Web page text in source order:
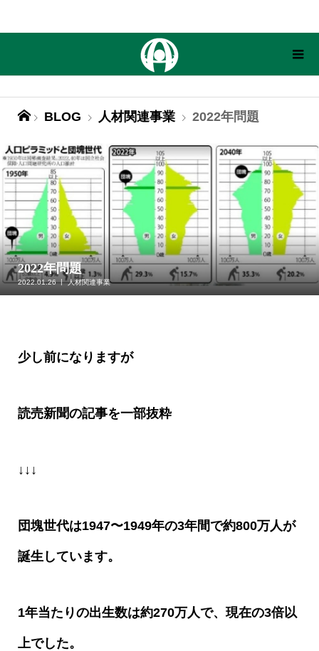
BLOG 人材関連事業 2022年問題
2022年問題
2022.01.26 人材関連事業
少し前になりますが
読売新聞の記事を一部抜粋
↓↓↓
団塊世代は1947〜1949年の3年間で約800万人が
誕生しています。
1年当たりの出生数は約270万人で、現在の3倍以
上でした。